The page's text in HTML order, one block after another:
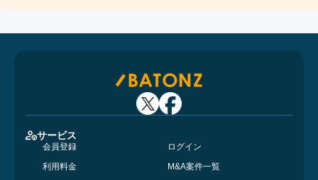
サービス
会員登録
ログイン
利用料金
M&A案件一覧